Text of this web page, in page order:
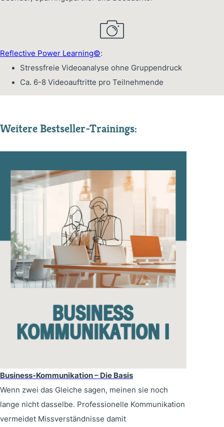
Reflective Power Learning©:
Stressfreie Videoanalyse ohne Gruppendruck
Ca. 6-8 Videoauftritte pro Teilnehmende
Weitere Bestseller-Trainings:
Business-Kommunikation – Die Basis
Wenn zwei das Gleiche sagen, meinen sie noch
lange nicht dasselbe. Professionelle Kommunikation
vermeidet Missverständnisse damit